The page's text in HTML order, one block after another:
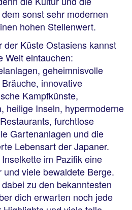
sonst sehr modernen
hohen Stellenwert.
der Küste Ostasiens kannst
Welt eintauchen:
geheimnisvolle
innovative
Kampfkünste,
heilige Inseln, hypermoderne
furchtlose
Gartenanlagen und die
Lebensart der Japaner.
im Pazifik eine
viele bewaldete Berge.
zu den bekanntesten
dich erwarten noch jede